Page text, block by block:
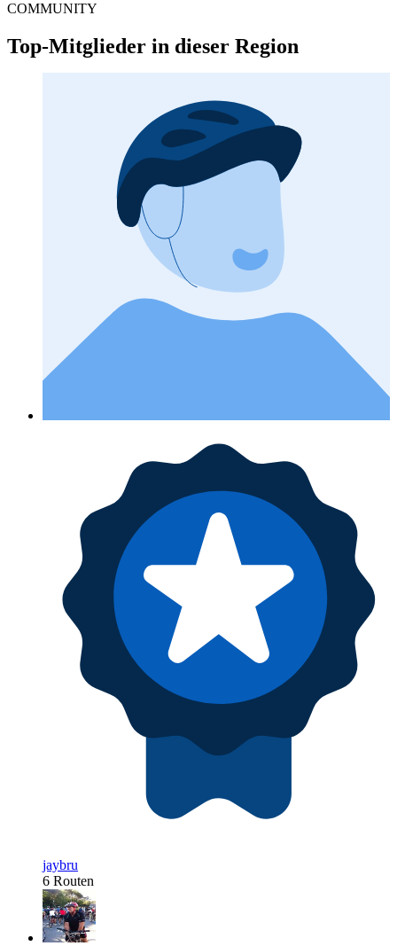
COMMUNITY
Top-Mitglieder in dieser Region
jaybru
6 Routen